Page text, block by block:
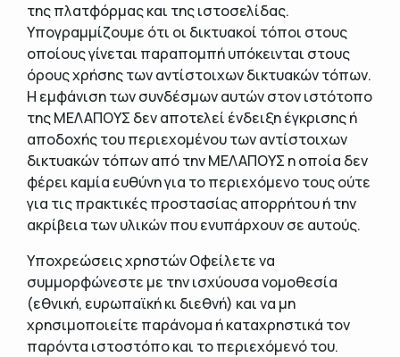
της πλατφόρμας και της ιστοσελίδας.
Υπογραμμίζουμε ότι οι δικτυακοί τόποι στους
οποίους γίνεται παραπομπή υπόκεινται στους
όρους χρήσης των αντίστοιχων δικτυακών τόπων.
Η εμφάνιση των συνδέσμων αυτών στον ιστότοπο
της ΜΕΛΑΠΟΥΣ δεν αποτελεί ένδειξη έγκρισης ή
αποδοχής του περιεχομένου των αντίστοιχων
δικτυακών τόπων από την ΜΕΛΑΠΟΥΣ η οποία δεν
φέρει καμία ευθύνη για το περιεχόμενο τους ούτε
για τις πρακτικές προστασίας απορρήτου ή την
ακρίβεια των υλικών που ενυπάρχουν σε αυτούς.
Υποχρεώσεις χρηστών Οφείλετε να
συμμορφώνεστε με την ισχύουσα νομοθεσία
(εθνική, ευρωπαϊκή κι διεθνή) και να μη
χρησιμοποιείτε παράνομα ή καταχρηστικά τον
παρόντα ιστοστόπο και το περιεχόμενό του.